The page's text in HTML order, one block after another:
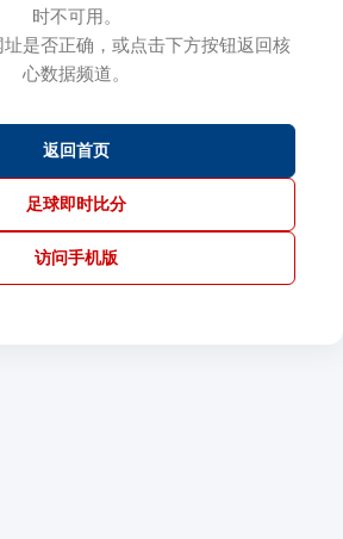
时不可用。
是否正确，或点击下方按钮返回核
心数据频道。
返回首页
足球即时比分
访问手机版